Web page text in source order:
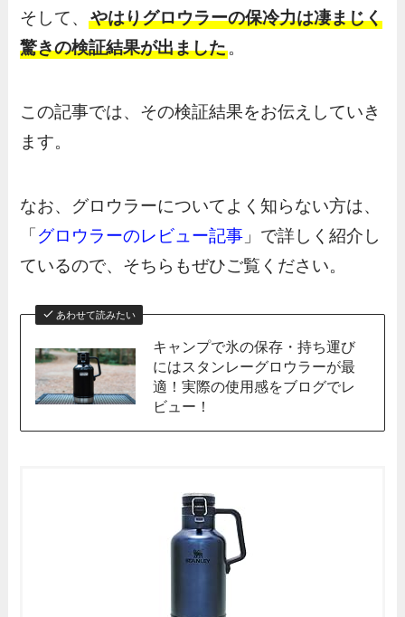
そして、やはりグロウラーの保冷力は凄まじく
驚きの検証結果が出ました。
この記事では、その検証結果をお伝えしていき
ます。
なお、グロウラーについてよく知らない方は、
「グロウラーのレビュー記事 」で詳しく紹介し
ているので、そちらもぜひご覧ください。
あわせて読みたい
キャンプで氷の保存・持ち運び
にはスタンレーグロウラーが最
適！実際の使用感をブログでレ
ビュー！